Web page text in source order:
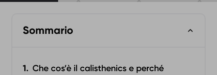
Sommario
Che cos’è il calisthenics e perché